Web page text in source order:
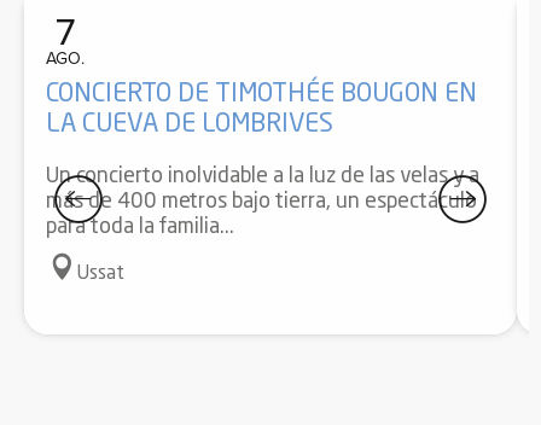
7
AGO.
CONCIERTO DE TIMOTHÉE BOUGON EN
LA CUEVA DE LOMBRIVES
Un concierto inolvidable a la luz de las velas y a
más de 400 metros bajo tierra, un espectáculo
para toda la familia...
Ussat